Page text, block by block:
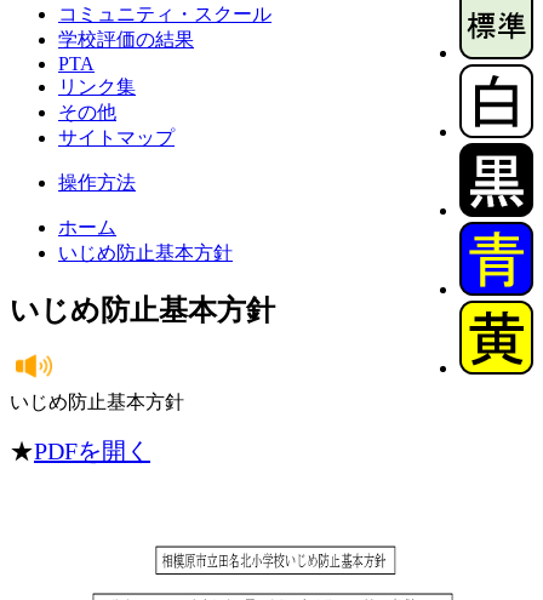
コミュニティ・スクール
学校評価の結果
PTA
リンク集
その他
サイトマップ
操作方法
ホーム
いじめ防止基本方針
いじめ防止基本方針
いじめ防止基本方針
★PDFを開く